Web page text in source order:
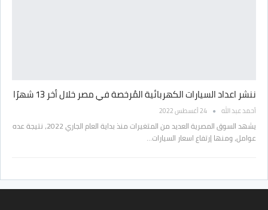
ننشر اعداد السيارات الكهربائية المُرخصة في مصر خلال أخر 13 شهرًا
أحمد عبد الله 24 أغسطس 2022
يشهد السوق المصرية العديد من المتغيرات منذ بداية العام الجاري 2022، نتيجة عده
عوامل، ومنها إرتفاع اسعار السيارات…